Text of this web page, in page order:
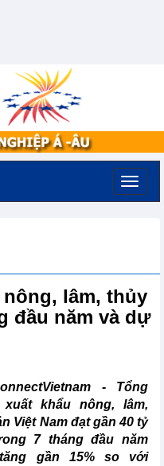
lâm, thủy
đầu năm và dự
- Tổng
khẩu nông, lâm,
Việt Nam đạt gần 40 tỷ
7 tháng đầu năm
gần 15% so với